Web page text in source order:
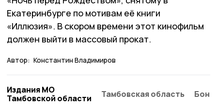
Екатеринбурге по мотивам её книги
«Иллюзия». В скором времени этот кинофильм
должен выйти в массовый прокат.
Автор: Константин Владимиров
Издания МО
Тамбовской области
Тамбовская область